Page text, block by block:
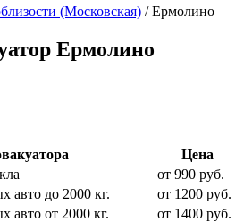
(Московская) / Ермолино
Ермолино
Цена
от 990 руб.
авто до 2000 кг.
от 1200 руб.
авто от 2000 кг.
от 1400 руб.